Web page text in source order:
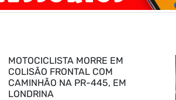
MOTOCICLISTA MORRE EM
COLISÃO FRONTAL COM
CAMINHÃO NA PR-445, EM
LONDRINA